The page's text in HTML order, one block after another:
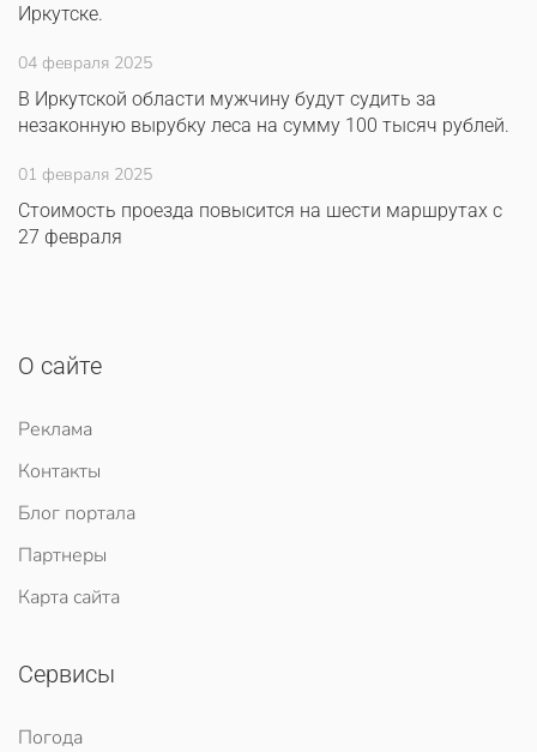
Иркутске.
04 февраля 2025
В Иркутской области мужчину будут судить за
незаконную вырубку леса на сумму 100 тысяч рублей.
01 февраля 2025
Стоимость проезда повысится на шести маршрутах с
27 февраля
О сайте
Реклама
Контакты
Блог портала
Партнеры
Карта сайта
Сервисы
Погода